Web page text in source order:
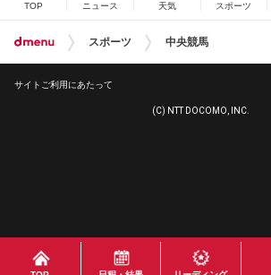
TOP ニュース 天気 スポーツ
スポーツ 中央競馬
サイトご利用にあたって
(C) NTT DOCOMO, INC.